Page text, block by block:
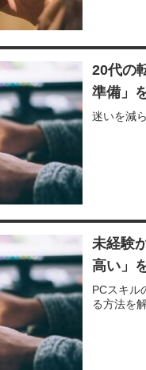
20代の
準備」
迷いを減
未経験
高い」
PCスキル
る方法を解